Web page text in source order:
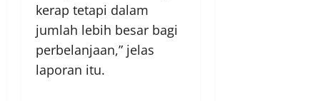
kerap tetapi dalam
jumlah lebih besar bagi
perbelanjaan,” jelas
laporan itu.